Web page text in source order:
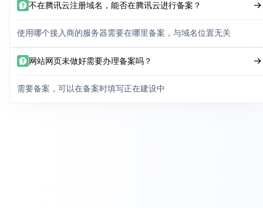
不在腾讯云注册域名，能否在腾讯云进行备案？
使用哪个接入商的服务器需要在哪里备案，与域名位置无关
网站网页未做好需要办理备案吗？
需要备案，可以在备案时填写正在建设中